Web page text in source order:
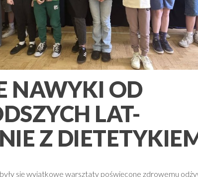
NAWYKI OD
LAT-
Z
się wyjątkowe warsztaty poświęcone zdrowemu